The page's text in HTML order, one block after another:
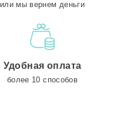
или мы вернем деньги
Удобная оплата
более 10 способов